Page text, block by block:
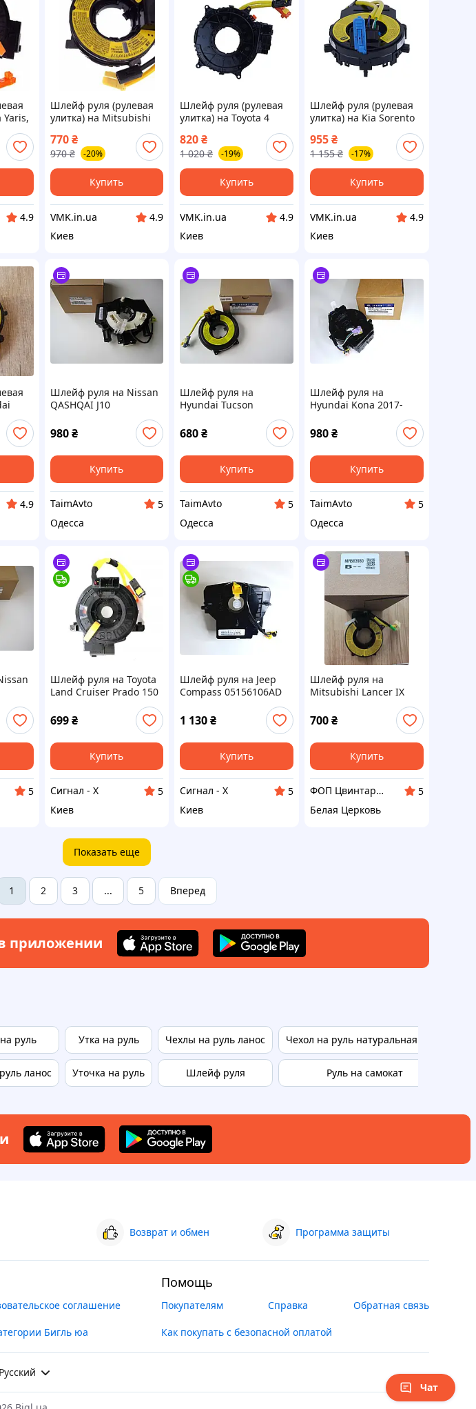
Yaris,
4.9
Шлейф руля (рулевая
улитка) на Mitsubishi
Outlander 2003, 2004,
2005, 2006, 2007, 2008
№8619A016, MR301705,
770 ₴
970 ₴ -20%
Купить
VMK.in.ua
4.9
Киев
Шлейф руля (рулевая
улитка) на Toyota 4
№84306-60080
Гарантия 1 месяц
820₴
1 020 ₴ -19%
Купить
VMK.in.ua
4.9
Киев
Шлейф руля (рулевая
улитка) на Kia Sorento
955₴
1 155 ₴ -17%
Купить
VMK.in.ua
4.9
Киев
4.9
Шлейф руля на Nissan
QASHQAI J10
980 ₴
Купить
TaimAvto
5
Одесса
Шлейф руля на
Hyundai Tucson
2Е001 Хендай Туксон
680₴
Купить
TaimAvto
5
Одесса
Шлейф руля на
Hyundai Kona 2017-
980₴
Купить
TaimAvto
5
Одесса
5
Шлейф руля на Toyota
Land Cruiser Prado 150
699 ₴
Купить
Сигнал - Х
5
Киев
Шлейф руля на Jeep
Compass 05156106AD
1 130₴
Купить
Сигнал - Х
5
Киев
Шлейф руля на
Mitsubishi Lancer IX
700₴
Купить
ФОП Цвинтарний Сергій Васильович
5
Белая Церковь
Показать еще
1 2 3 ... 5 Вперед
приложении
руль
ланос
Утка на руль
Уточка на руль
Чехлы на руль ланос
Шлейф руля
Чехол на руль натуральная кожа
Руль на самокат
Возврат и обмен Программа защиты
соглашение
Бигль юа
Помощь
Покупателям Справка Обратная связь
Как покупать с безопасной оплатой
Русский
Чат